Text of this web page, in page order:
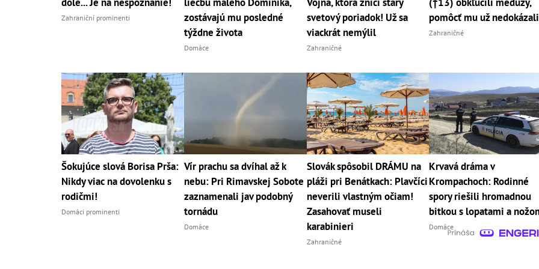
Zahraniční prominenti
zostávajú mu posledné
týždne života
Domáce
svetový poriadok! Už sa
viackrát nemýlil
Zahraničné
pomôcť mu už nedokázali
Zahraničné
Šokujúce slová Borisa Prša:
Nikdy viac na dovolenku s
rodičmi!
Domáci prominenti
Vír prachu sa dvíhal až k
nebu: Pri Rimavskej Sobote
zaznamenali jav podobný
tornádu
Domáce
Slovák spôsobil DRÁMU na
pláži pri Benátkach: Plavčíci
neverili vlastným očiam!
Zasahovať museli
karabinieri
Zahraničné
Krvavá dráma v
Krompachoch: Rodinné
spory riešili hromadnou
bitkou s lopatami a
Domáce